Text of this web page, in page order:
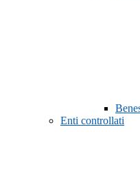
Enti controllati